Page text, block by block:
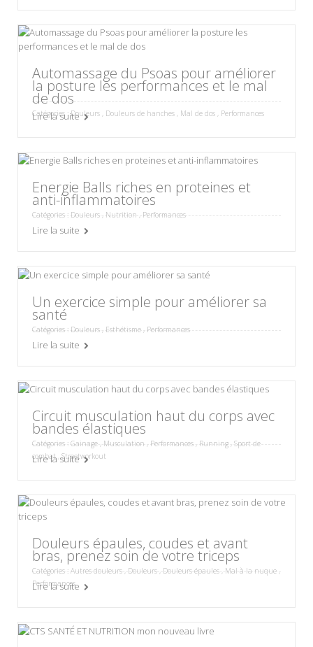
Automassage du Psoas pour améliorer
la posture les performances et le mal
de dos
Catégories :Douleurs Douleurs de hanches Mal de dos Performances
Lire la suite
Energie Balls riches en proteines et
anti-inflammatoires
Catégories : Douleurs , Nutrition,Performances
Lire la suite
Un exercice simple pour améliorer sa
santé
Catégories : Douleurs , Esthétisme, Performances
Lire la suite
Circuit musculation haut du corps avec
bandes élastiques
Catégories : Gainage,Musculation,Performances , Running , Sport de
combat,Streetworkout
Lire la suite
Douleurs épaules, coudes et avant
bras, prenez soin de votre triceps
Catégories : Autres douleurs,Douleurs,Douleurs épaules,Mal à la nuque,
Performances
Lire la suite